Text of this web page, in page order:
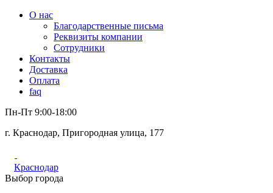
О нас
Благодарственные письма
Реквизиты компании
Сотрудники
Контакты
Доставка
Оплата
faq
Пн-Пт 9:00-18:00
г. Краснодар, Пригородная улица, 177
Краснодар
Выбор города